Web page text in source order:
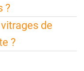
?
de
?